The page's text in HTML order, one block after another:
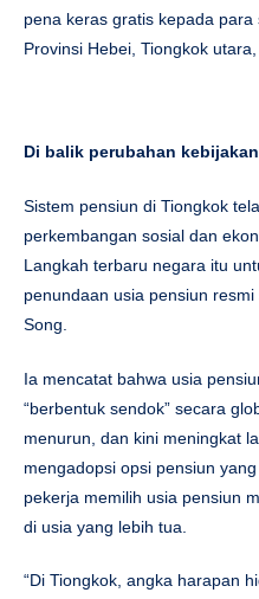
pena keras gratis kepada para
Provinsi Hebei, Tiongkok
Di balik perubahan kebijakan
Sistem pensiun di Tiongkok
perkembangan sosial dan
Langkah terbaru negara itu
penundaan usia pensiun
Song.
Ia mencatat bahwa usia
“berbentuk sendok” secara
menurun, dan kini meningkat
mengadopsi opsi pensiun
pekerja memilih usia pensiun
di usia yang lebih tua.
“Di Tiongkok, angka harapan